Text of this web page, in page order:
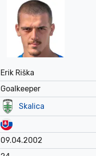
Erik Riška
Goalkeeper
Skalica
09.04.2002